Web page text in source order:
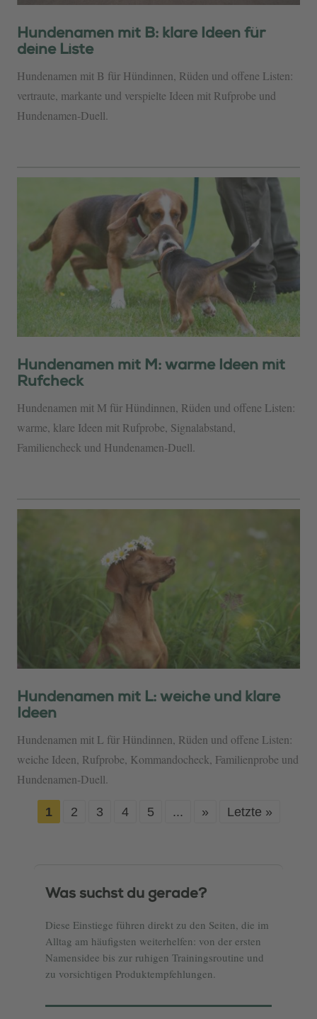
Hundenamen mit B: klare Ideen für
deine Liste
Hundenamen mit B für Hündinnen, Rüden und offene Listen:
vertraute, markante und verspielte Ideen mit Rufprobe und
Hundenamen-Duell.
Hundenamen mit M: warme Ideen mit
Rufcheck
Hundenamen mit M für Hündinnen, Rüden und offene Listen:
warme, klare Ideen mit Rufprobe, Signalabstand,
Familiencheck und Hundenamen-Duell.
Hundenamen mit L: weiche und klare
Ideen
Hundenamen mit L für Hündinnen, Rüden und offene Listen:
weiche Ideen, Rufprobe, Kommandocheck, Familienprobe und
Hundenamen-Duell.
1 2 3 4 5 ... » Letzte »
Was suchst du gerade?
Diese Einstiege führen direkt zu den Seiten, die im
Alltag am häufigsten weiterhelfen: von der ersten
Namensidee bis zur ruhigen Trainingsroutine und
zu vorsichtigen Produktempfehlungen.